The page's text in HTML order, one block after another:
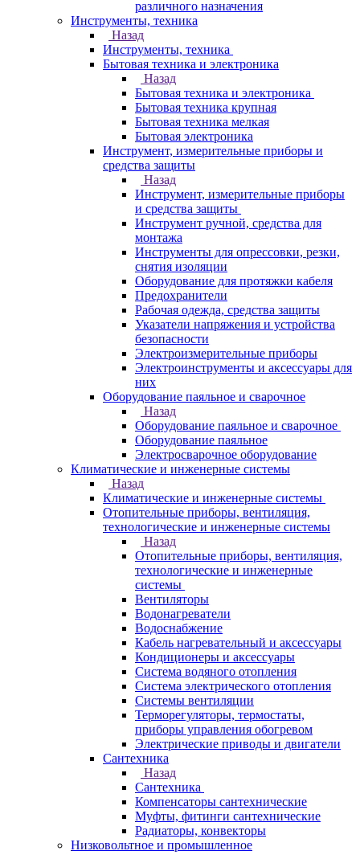
различного назначения
Инструменты, техника
Назад
Инструменты, техника
Бытовая техника и электроника
Назад
Бытовая техника и электроника
Бытовая техника крупная
Бытовая техника мелкая
Бытовая электроника
Инструмент, измерительные приборы и
средства защиты
Назад
Инструмент, измерительные приборы
и средства защиты
Инструмент ручной, средства для
монтажа
Инструменты для опрессовки, резки,
снятия изоляции
Оборудование для протяжки кабеля
Предохранители
Рабочая одежда, средства защиты
Указатели напряжения и устройства
безопасности
Электроизмерительные приборы
Электроинструменты и аксессуары для
них
Оборудование паяльное и сварочное
Назад
Оборудование паяльное и сварочное
Оборудование паяльное
Электросварочное оборудование
Климатические и инженерные системы
Назад
Климатические и инженерные системы
Отопительные приборы, вентиляция,
технологические и инженерные системы
Назад
Отопительные приборы, вентиляция,
технологические и инженерные
системы
Вентиляторы
Водонагреватели
Водоснабжение
Кабель нагревательный и аксессуары
Кондиционеры и аксессуары
Система водяного отопления
Система электрического отопления
Системы вентиляции
Терморегуляторы, термостаты,
приборы управления обогревом
Электрические приводы и двигатели
Сантехника
Назад
Сантехника
Компенсаторы сантехнические
Муфты, фитинги сантехнические
Радиаторы, конвекторы
Низковольтное и промышленное